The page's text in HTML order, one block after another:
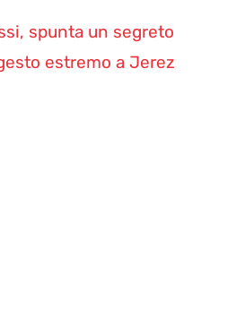
spunta un segreto
estremo a Jerez